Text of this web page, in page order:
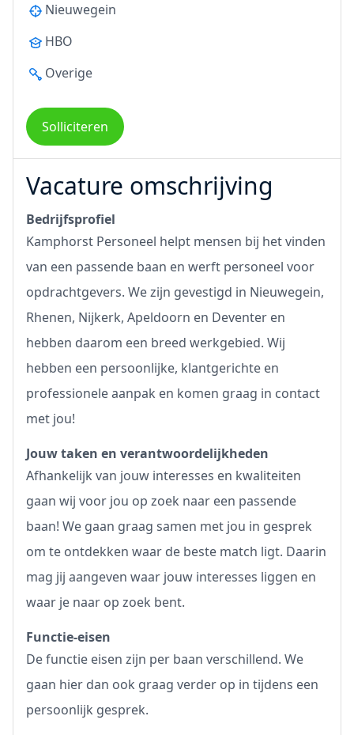
Nieuwegein
HBO
Overige
Solliciteren
Vacature omschrijving
Bedrijfsprofiel
Kamphorst Personeel helpt mensen bij het vinden
van een passende baan en werft personeel voor
opdrachtgevers. We zijn gevestigd in Nieuwegein,
Rhenen, Nijkerk, Apeldoorn en Deventer en
hebben daarom een breed werkgebied. Wij
hebben een persoonlijke, klantgerichte en
professionele aanpak en komen graag in contact
met jou!
Jouw taken en verantwoordelijkheden
Afhankelijk van jouw interesses en kwaliteiten
gaan wij voor jou op zoek naar een passende
baan! We gaan graag samen met jou in gesprek
om te ontdekken waar de beste match ligt. Daarin
mag jij aangeven waar jouw interesses liggen en
waar je naar op zoek bent.
Functie-eisen
De functie eisen zijn per baan verschillend. We
gaan hier dan ook graag verder op in tijdens een
persoonlijk gesprek.